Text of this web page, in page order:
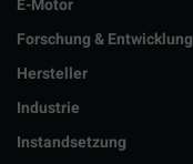
E-Motor
Forschung & Entwicklung
Hersteller
Industrie
Instandsetzung